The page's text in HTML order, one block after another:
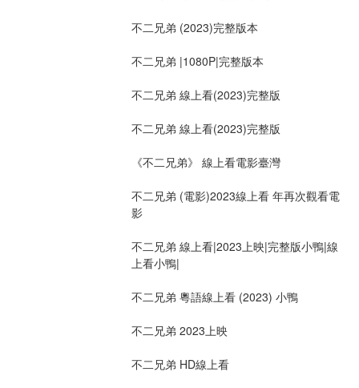
不二兄弟 (2023)完整版本
不二兄弟 |1080P|完整版本
不二兄弟 線上看(2023)完整版
不二兄弟 線上看(2023)完整版
《不二兄弟》 線上看電影臺灣
不二兄弟 (電影)2023線上看 年再次觀看電
影
不二兄弟 線上看|2023上映|完整版小鴨|線
上看小鴨|
不二兄弟 粵語線上看 (2023) 小鴨
不二兄弟 2023上映
不二兄弟 HD線上看